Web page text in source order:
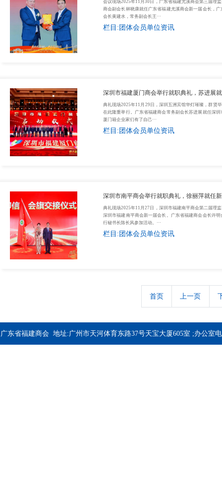
会议现场2025年11月30日，广东省福建尤溪商会第三届理
商会副会长林晓康就任广东省福建尤溪商会新一届会长，
会长黄建水，常务副会长王···
栏目:团体会员单位资讯
深圳市福建厦门商会举行就职典礼，苏进展
典礼现场2025年11月29日，深圳五洲宾馆华灯璀璨，群贤
在此隆重举行。广东省福建商会常务副会长苏进展就任深
厦门籍企业家们有了自己···
栏目:团体会员单位资讯
深圳市南平商会举行就职典礼，徐丽萍就任
典礼现场2025年11月27日，深圳市福建南平商会第二届理
深圳市福建南平商会新一届会长。广东省福建商会会长许
行秘书长陈长风参加活动。···
栏目:团体会员单位资讯
首页 上一页
广东省福建商会 地址:广州市天河体育东路37号天宝大厦605室 ;办公室电